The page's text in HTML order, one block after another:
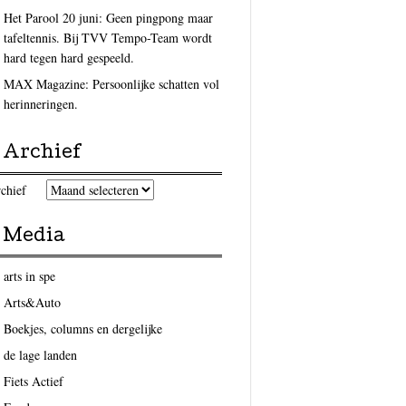
Het Parool 20 juni: Geen pingpong maar
tafeltennis. Bij TVV Tempo-Team wordt
hard tegen hard gespeeld.
MAX Magazine: Persoonlijke schatten vol
herinneringen.
Archief
Media
arts in spe
Arts&Auto
Boekjes, columns en dergelijke
de lage landen
Fiets Actief